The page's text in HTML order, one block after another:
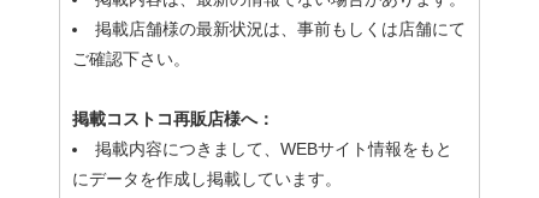
掲載店舗様の最新状況は、事前もしくは店舗にて
ご確認下さい。
掲載コストコ再販店様へ：
掲載内容につきまして、WEBサイト情報をもと
にデータを作成し掲載しています。